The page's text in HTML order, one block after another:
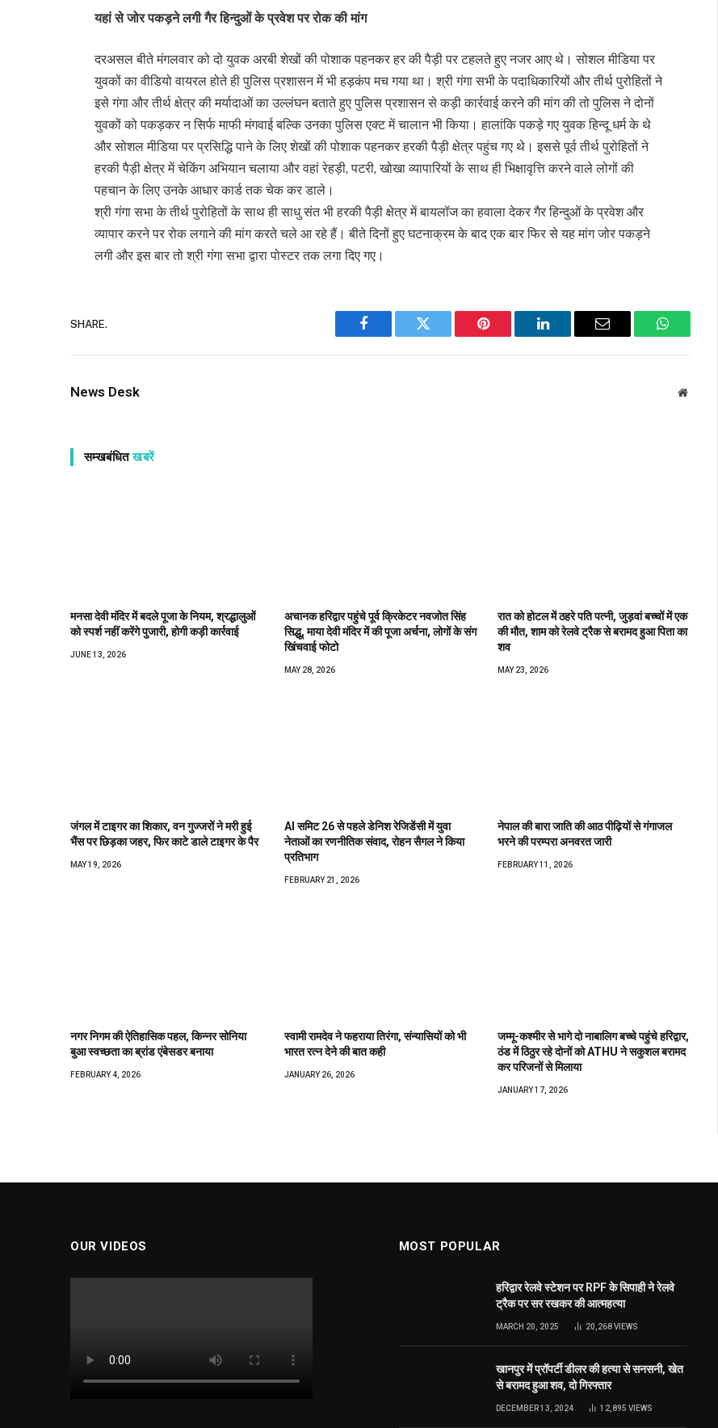
यहां से जोर पकड़ने लगी गैर हिन्दुओं के प्रवेश पर रोक की मांग
दरअसल बीते मंगलवार को दो युवक अरबी शेखों की पोशाक पहनकर हर की पैड़ी पर टहलते हुए नजर आए थे। सोशल मीडिया पर
युवकों का वीडियो वायरल होते ही पुलिस प्रशासन में भी हड़कंप मच गया था। श्री गंगा सभी के पदाधिकारियों और तीर्थ पुरोहितों ने
इसे गंगा और तीर्थ क्षेत्र की मर्यादाओं का उल्लंघन बताते हुए पुलिस प्रशासन से कड़ी कार्रवाई करने की मांग की तो पुलिस ने दोनों
युवकों को पकड़कर न सिर्फ माफी मंगवाई बल्कि उनका पुलिस एक्ट में चालान भी किया। हालांकि पकड़े गए युवक हिन्दू धर्म के थे
और सोशल मीडिया पर प्रसिद्धि पाने के लिए शेखों की पोशाक पहनकर हरकी पैड़ी क्षेत्र पहुंच गए थे। इससे पूर्व तीर्थ पुरोहितों ने
हरकी पैड़ी क्षेत्र में चेकिंग अभियान चलाया और वहां रेहड़ी, पटरी, खोखा व्यापारियों के साथ ही भिक्षावृत्ति करने वाले लोगों की
पहचान के लिए उनके आधार कार्ड तक चेक कर डाले।
श्री गंगा सभा के तीर्थ पुरोहितों के साथ ही साधु संत भी हरकी पैड़ी क्षेत्र में बायलॉज का हवाला देकर गैर हिन्दुओं के प्रवेश और
व्यापार करने पर रोक लगाने की मांग करते चले आ रहे हैं। बीते दिनों हुए घटनाक्रम के बाद एक बार फिर से यह मांग जोर पकड़ने
लगी और इस बार तो श्री गंगा सभा द्वारा पोस्टर तक लगा दिए गए।
SHARE.
Facebook Twitter Pinterest LinkedIn Email WhatsApp
News Desk Website
सम्खबंधितखबरें
मनसा देवी मंदिर में बदले पूजा के नियम, श्रद्धालुओं
को स्पर्श नहीं करेंगे पुजारी, होगी कड़ी कार्रवाई
JUNE 13, 2026
अचानक हरिद्वार पहुंचे पूर्व क्रिकेटर नवजोत सिंह
सिद्धू, माया देवी मंदिर में की पूजा अर्चना, लोगों के संग
खिंचवाई फोटो
MAY 28, 2026
रात को होटल में ठहरे पति पत्नी, जुड़वां बच्चों में एक
की मौत, शाम को रेलवे ट्रैक से बरामद हुआ पिता का
शव
MAY 23, 2026
जंगल में टाइगर का शिकार, वन गुज्जरों ने मरी हुई
भैंस पर छिड़का जहर, फिर काटे डाले टाइगर के पैर
MAY 19, 2026
AI समिट 26 से पहले डेनिश रेजिडेंसी में युवा
नेताओं का रणनीतिक संवाद, रोहन सैगल ने किया
प्रतिभाग
FEBRUARY 21, 2026
नेपाल की बारा जाति की आठ पीढ़ियों से गंगाजल
भरने की परम्परा अनवरत जारी
FEBRUARY 11, 2026
नगर निगम की ऐतिहासिक पहल, किन्नर सोनिया
बुआ स्वच्छता का ब्रांड एंबेसडर बनाया
FEBRUARY 4, 2026
स्वामी रामदेव ने फहराया तिरंगा, संन्यासियों को भी
भारत रत्न देने की बात कही
JANUARY 26, 2026
जम्मू-कश्मीर से भागे दो नाबालिग बच्चे पहुंचे हरिद्वार,
ठंड में ठिठुर रहे दोनों को ATHU ने सकुशल बरामद
कर परिजनों से मिलाया
JANUARY 17, 2026
OUR VIDEOS MOST POPULAR
हरिद्वार रेलवे स्टेशन पर RPF के सिपाही ने रेलवे
ट्रैक पर सर रखकर की आत्महत्या
MARCH 20, 2025 20,268VIEWS
खानपुर में प्रॉपर्टी डीलर की हत्या से सनसनी, खेत
से बरामद हुआ शव, दो गिरफ्तार
DECEMBER 13, 2024 12,895 VIEWS